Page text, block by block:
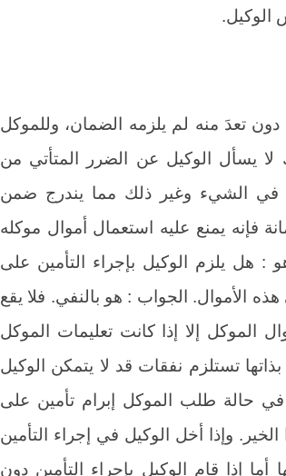
الوكيل.
دون تعدَ منه لم يلزمه الضمان، وللموكل
على ذلك لا يسأل الوكيل عن الضرر المتأتي من
في الشيء وغير ذلك مما يندرج ضمن
فإنه يمنع عليه استعمال أموال موكله
هو : هل يلزم الوكيل بإجراء التأمين على
الأموال. الجواب : هو بالنفي. فلا يقع
الموكل إلا إذا كانت تعليمات الموكل
تستلزم نفقات قد لا يتمكن الوكيل
في حالة طلب الموكل إبرام تأمين على
وإذا أخل الوكيل في إجراء التأمين
إذا قام الوكيل بإجراء التأمين دون